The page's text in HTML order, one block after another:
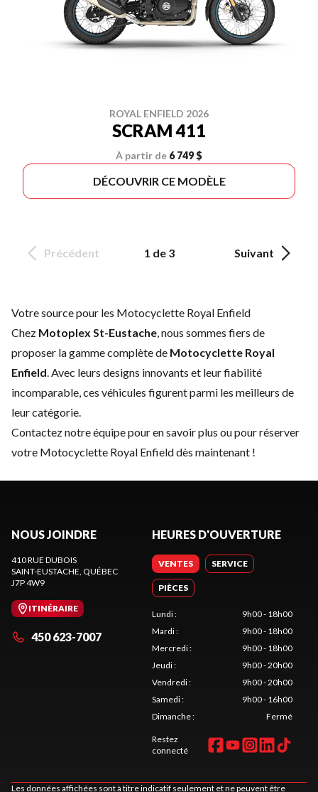
ROYAL ENFIELD 2026
SCRAM 411
À partir de 6 749 $
DÉCOUVRIR CE MODÈLE
Précédent 1 de 3 Suivant
Votre source pour les Motocyclette Royal Enfield
Chez Motoplex St-Eustache, nous sommes fiers de
proposer la gamme complète de Motocyclette Royal
Enfield. Avec leurs designs innovants et leur fiabilité
incomparable, ces véhicules figurent parmi les meilleurs de
leur catégorie.
Contactez notre équipepour en savoir plus ou pour réserver
votre Motocyclette Royal Enfield dès maintenant !
NOUS JOINDRE
410 RUE DUBOIS
SAINT-EUSTACHE, QUÉBEC
J7P 4W9
ITINÉRAIRE
450 623-7007
HEURES D'OUVERTURE
VENTES SERVICE
PIÈCES
Lundi:
9h00 - 18h00
Mardi:
9h00 - 18h00
Mercredi:
9h00 - 18h00
Jeudi:
9h00 - 20h00
Vendredi:
9h00 - 20h00
Samedi:
9h00 - 16h00
Dimanche: Fermé
Restez
connecté
Les données affichées sont à titre indicatif seulement et ne peuvent être